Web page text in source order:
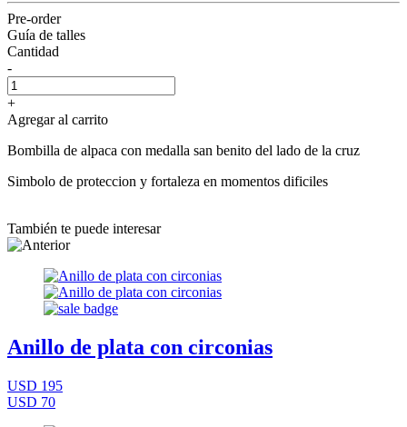
Pre-order
Guía de talles
Cantidad
-
+
Agregar al carrito
Bombilla de alpaca con medalla san benito del lado de la cruz
Simbolo de proteccion y fortaleza en momentos dificiles
También te puede interesar
Anillo de plata con circonias
USD 195
USD 70